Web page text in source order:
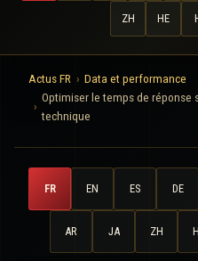
ZH HE
Actus FR
Data et performance
Optimiser le temps de réponse
technique
FR EN ES DE
AR JA ZH